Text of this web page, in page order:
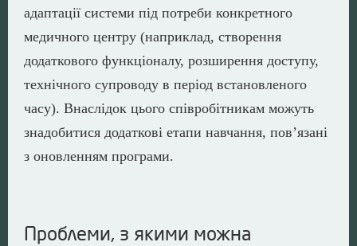
адаптації системи під потреби конкретного
медичного центру (наприклад, створення
додаткового функціоналу, розширення доступу,
технічного супроводу в період встановленого
часу). Внаслідок цього співробітникам можуть
знадобитися додаткові етапи навчання, пов’язані
з оновленням програми.
Проблеми, з якими можна